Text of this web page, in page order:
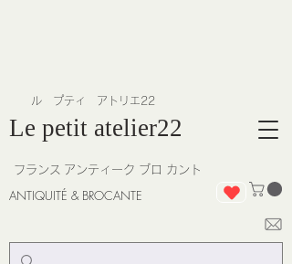
Le petit atelier22
ANTIQUITÉ & BROCANTE
アンティーク ブロ カント
​ル プティ アトリエ22
フランス